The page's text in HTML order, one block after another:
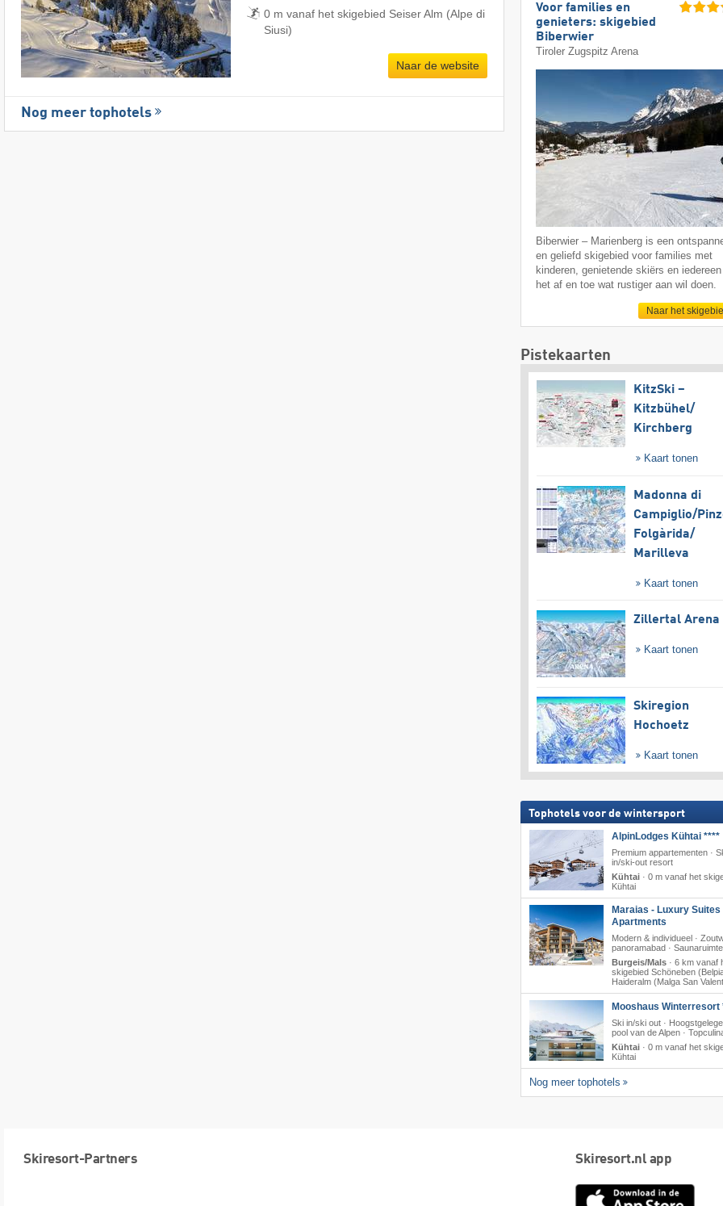
0 m vanaf het skigebied Seiser Alm (Alpe di
Siusi)
Naar de website
Nog meer tophotels
Voor families en
genieters: skigebied
Biberwier
Tiroler Zugspitz Arena
Biberwier – Marienberg is een
en geliefd skigebied voor families met
kinderen, genietende skiërs en
het af en toe wat rustiger aan wil doen.
Naar het
Pistekaarten
KitzSki –
Kitzbühel/​
Kirchberg
Kaart tonen
Madonna di
Campiglio/​
Folgàrida/​
Marilleva
Kaart tonen
Zillertal Arena
Kaart tonen
Skiregion
Hochoetz
Kaart tonen
Tophotels voor de wintersport
AlpinLodges Kühtai ****
Premium appartementen ·
in/ski-out resort
Kühtai· 0 m vanaf het
Kühtai
Maraias - Luxury Suites
Apartments
Modern & individueel ·
panoramabad · Saunaruimte
Burgeis/Mals· 6 km vanaf
skigebied Schöneben
Haideralm (Malga San
Mooshaus Winterresort
Ski in/ski out ·
pool van de Alpen ·
Kühtai· 0 m vanaf het
Kühtai
Nog meer tophotels
Skiresort-Partners Skiresort.nl app
App